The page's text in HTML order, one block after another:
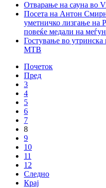
Отварање на сауна во
Посета на Антон
уметничко лизгање на
повеќе медали на
Гостување во
МТВ
Почеток
Пред
3
4
5
6
7
8
9
10
11
12
Следно
Крај